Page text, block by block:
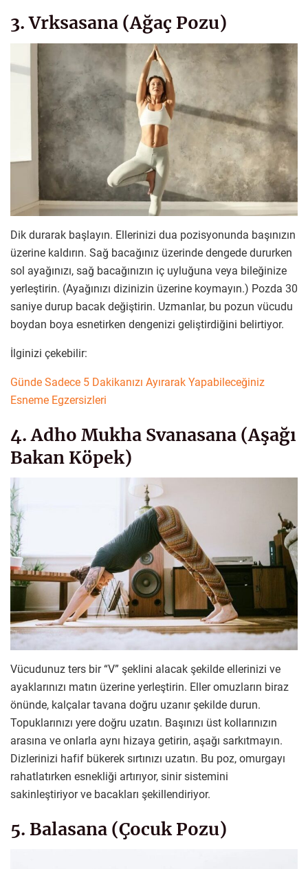
3. Vrksasana (Ağaç Pozu)
Dik durarak başlayın. Ellerinizi dua pozisyonunda başınızın
üzerine kaldırın. Sağ bacağınız üzerinde dengede dururken
sol ayağınızı, sağ bacağınızın iç uyluğuna veya bileğinize
yerleştirin. (Ayağınızı dizinizin üzerine koymayın.) Pozda 30
saniye durup bacak değiştirin. Uzmanlar, bu pozun vücudu
boydan boya esnetirken dengenizi geliştirdiğini belirtiyor.
İlginizi çekebilir:
Günde Sadece 5 Dakikanızı Ayırarak Yapabileceğiniz
Esneme Egzersizleri
4. Adho Mukha Svanasana (Aşağı
Bakan Köpek)
Vücudunuz ters bir “V” şeklini alacak şekilde ellerinizi ve
ayaklarınızı matın üzerine yerleştirin. Eller omuzların biraz
önünde, kalçalar tavana doğru uzanır şekilde durun.
Topuklarınızı yere doğru uzatın. Başınızı üst kollarınızın
arasına ve onlarla aynı hizaya getirin, aşağı sarkıtmayın.
Dizlerinizi hafif bükerek sırtınızı uzatın. Bu poz, omurgayı
rahatlatırken esnekliği artırıyor, sinir sistemini
sakinleştiriyor ve bacakları şekillendiriyor.
5. Balasana (Çocuk Pozu)